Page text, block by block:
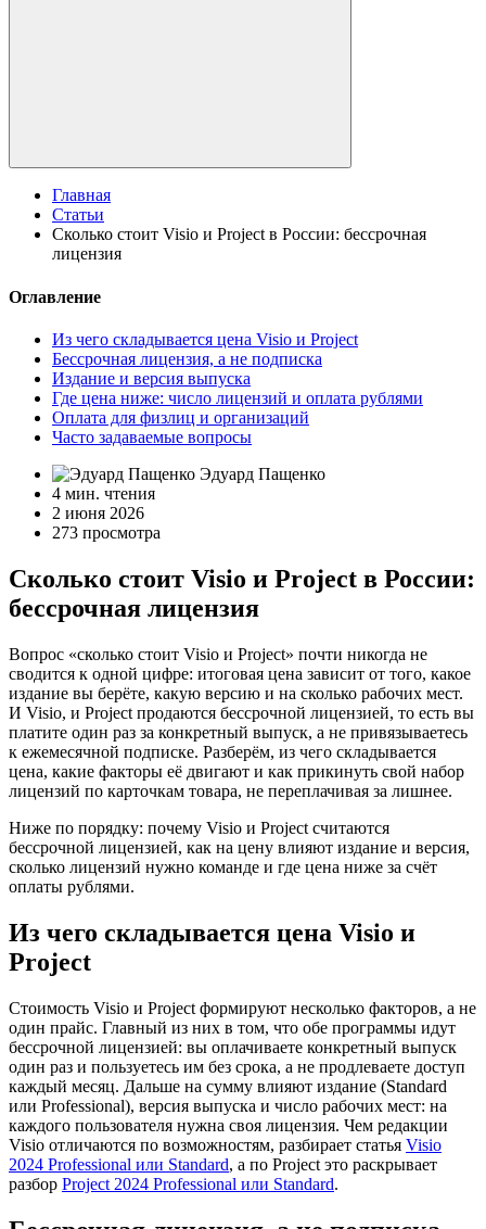
Главная
Статьи
Сколько стоит Visio и Project в России: бессрочная
лицензия
Оглавление
Из чего складывается цена Visio и Project
Бессрочная лицензия, а не подписка
Издание и версия выпуска
Где цена ниже: число лицензий и оплата рублями
Оплата для физлиц и организаций
Часто задаваемые вопросы
Эдуард Пащенко
4 мин. чтения
2 июня 2026
273 просмотра
Сколько стоит Visio и Project в России:
бессрочная лицензия
Вопрос «сколько стоит Visio и Project» почти никогда не
сводится к одной цифре: итоговая цена зависит от того, какое
издание вы берёте, какую версию и на сколько рабочих мест.
И Visio, и Project продаются бессрочной лицензией, то есть вы
платите один раз за конкретный выпуск, а не привязываетесь
к ежемесячной подписке. Разберём, из чего складывается
цена, какие факторы её двигают и как прикинуть свой набор
лицензий по карточкам товара, не переплачивая за лишнее.
Ниже по порядку: почему Visio и Project считаются
бессрочной лицензией, как на цену влияют издание и версия,
сколько лицензий нужно команде и где цена ниже за счёт
оплаты рублями.
Из чего складывается цена Visio и
Project
Стоимость Visio и Project формируют несколько факторов, а не
один прайс. Главный из них в том, что обе программы идут
бессрочной лицензией: вы оплачиваете конкретный выпуск
один раз и пользуетесь им без срока, а не продлеваете доступ
каждый месяц. Дальше на сумму влияют издание (Standard
или Professional), версия выпуска и число рабочих мест: на
каждого пользователя нужна своя лицензия. Чем редакции
Visio отличаются по возможностям, разбирает статья Visio
2024 Professional или Standard, а по Project это раскрывает
разбор Project 2024 Professional или Standard.